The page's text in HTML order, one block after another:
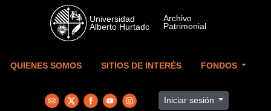
Skip to main content
QUIENES SOMOS SITIOS DE INTERÉS FONDOS
Iniciar sesión